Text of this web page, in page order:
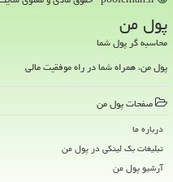
پول من
محاسبه گر پول شما
پول من، همراه شما در راه موفقیت مالی
صفحات پول من
درباره ما
تبلیغات بک لینکی در پول من
آرشیو پول من